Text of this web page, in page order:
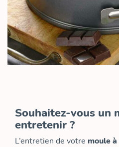
Souhaitez-vous un
entretenir ?
L’entretien de votre moule